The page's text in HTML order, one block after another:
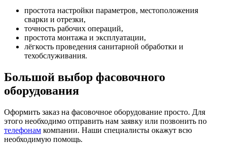
простота настройки параметров, местоположения
сварки и отрезки,
точность рабочих операций,
простота монтажа и эксплуатации,
лёгкость проведения санитарной обработки и
техобслуживания.
Большой выбор фасовочного
оборудования
Оформить заказ на фасовочное оборудование просто. Для
этого необходимо отправить нам заявку или позвонить по
телефонам компании. Наши специалисты окажут всю
необходимую помощь.